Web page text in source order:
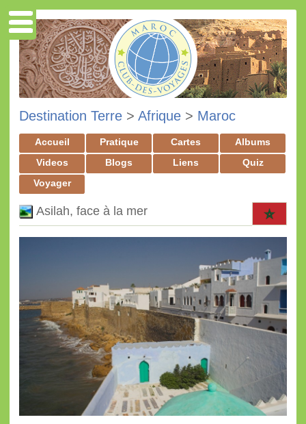
Destination Terre > Afrique > Maroc
Accueil Pratique Cartes
Albums
Videos
Blogs Liens
Quiz
Voyager
Asilah, face à la mer